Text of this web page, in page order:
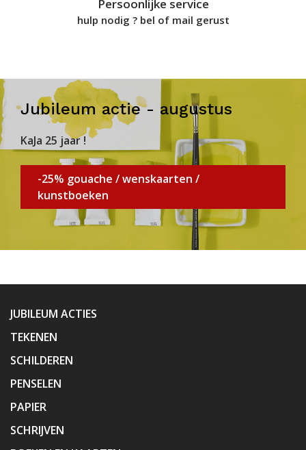
Persoonlijke service
hulp nodig ? bel of mail gerust
Jubileum actie - augustus
KaJa 25 jaar !
-25% gouache / wenskaarten /
kunstboeken
JUBILEUM ACTIES
TEKENEN
SCHILDEREN
PENSELEN
PAPIER
SCHRIJVEN